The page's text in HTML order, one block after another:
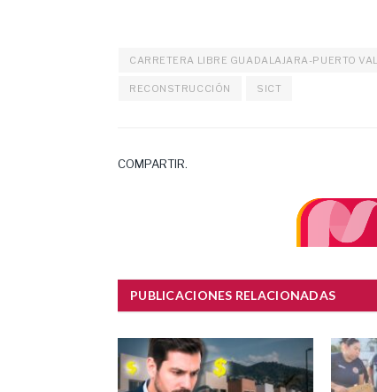
CARRETERA LIBRE GUADALAJARA-PUERTO
RECONSTRUCCIÓN SICT
COMPARTIR.
PUBLICACIONES RELACIONADAS